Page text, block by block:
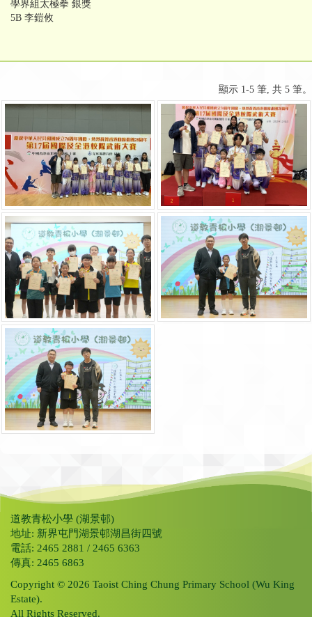
學界組太極拳 銀獎
5B 李鎧攸
顯示 1-5 筆, 共 5 筆。
道教青松小學 (湖景邨)
地址: 新界屯門湖景邨湖昌街四號
電話: 2465 2881 / 2465 6363
傳真: 2465 6863
Copyright © 2026 Taoist Ching Chung Primary School (Wu King
Estate).
All Rights Reserved.